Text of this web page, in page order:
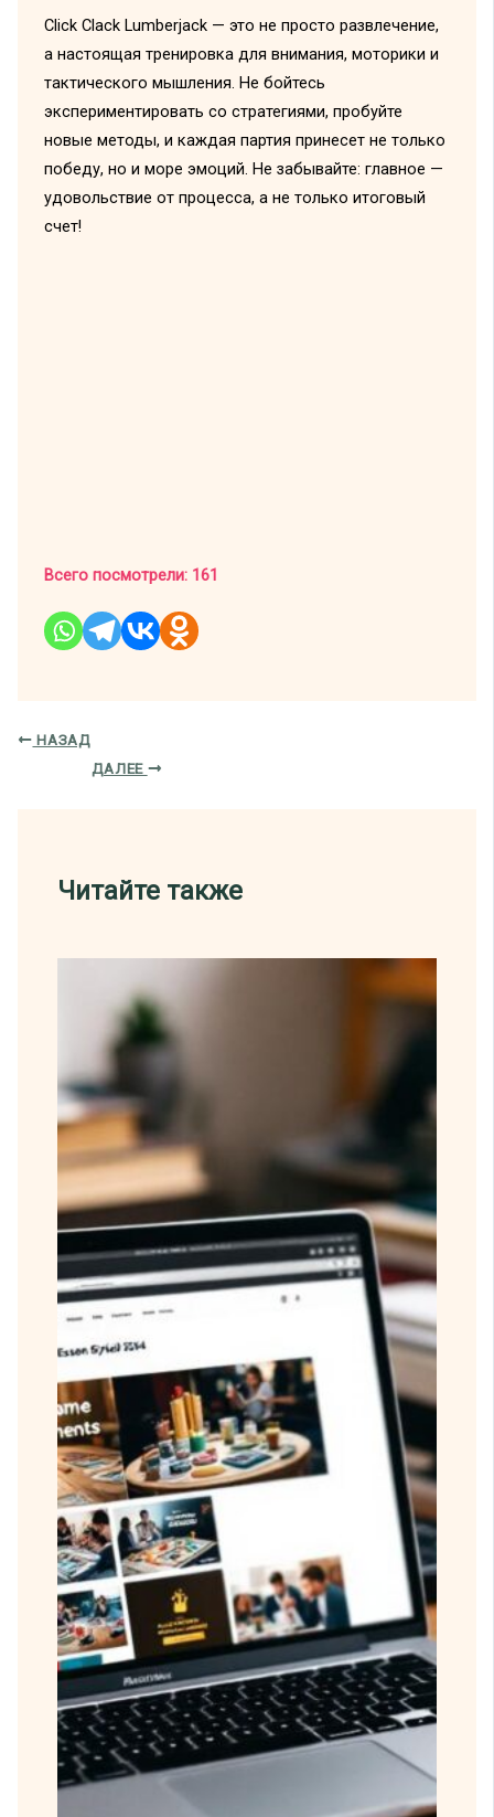
Click Clack Lumberjack — это не просто развлечение,
а настоящая тренировка для внимания, моторики и
тактического мышления. Не бойтесь
экспериментировать со стратегиями, пробуйте
новые методы, и каждая партия принесет не только
победу, но и море эмоций. Не забывайте: главное —
удовольствие от процесса, а не только итоговый
счет!
Всего посмотрели: 161
НАЗАД
ДАЛЕЕ
Читайте также